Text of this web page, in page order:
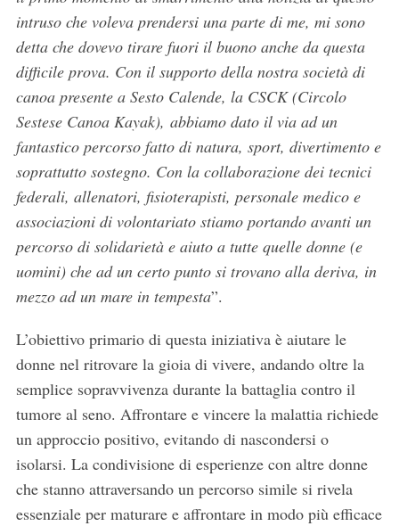
intruso che voleva prendersi una parte di me, mi sono
detta che dovevo tirare fuori il buono anche da questa
difficile prova. Con il supporto della nostra società di
canoa presente a Sesto Calende, la CSCK (Circolo
Sestese Canoa Kayak), abbiamo dato il via ad un
fantastico percorso fatto di natura, sport, divertimento e
soprattutto sostegno. Con la collaborazione dei tecnici
federali, allenatori, fisioterapisti, personale medico e
associazioni di volontariato stiamo portando avanti un
percorso di solidarietà e aiuto a tutte quelle donne (e
uomini) che ad un certo punto si trovano alla deriva, in
mezzo ad un mare in tempesta”.
L’obiettivo primario di questa iniziativa è aiutare le
donne nel ritrovare la gioia di vivere, andando oltre la
semplice sopravvivenza durante la battaglia contro il
tumore al seno. Affrontare e vincere la malattia richiede
un approccio positivo, evitando di nascondersi o
isolarsi. La condivisione di esperienze con altre donne
che stanno attraversando un percorso simile si rivela
essenziale per maturare e affrontare in modo più efficace